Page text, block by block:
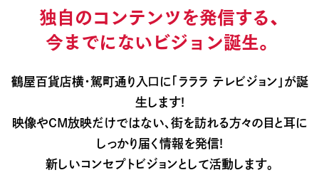
独自のコンテンツを発信する、
今までにないビジョン誕生。
鶴屋百貨店横・駕町通り入口に「ラララ テレビジョン」が誕
生します!
映像やCM放映だけではない、街を訪れる方々の目と耳に
しっかり届く情報を発信!
新しいコンセプトビジョンとして活動します。